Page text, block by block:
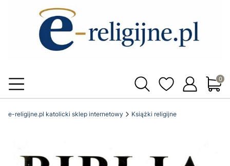
e-religijne.pl katolicki sklep internetowy Książki religijne